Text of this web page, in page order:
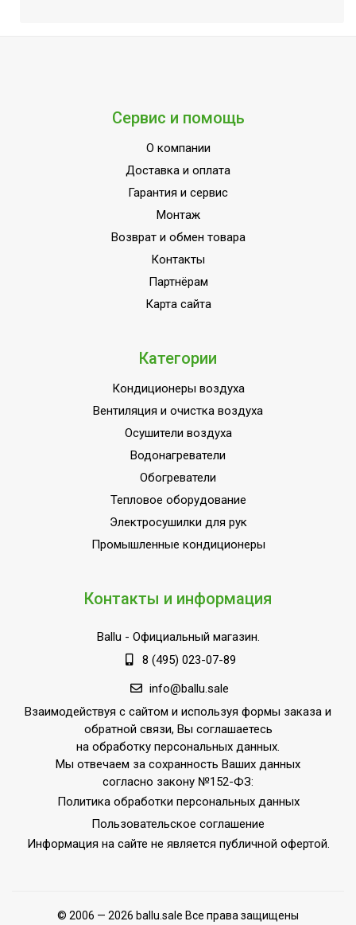
Сервис и помощь
О компании
Доставка и оплата
Гарантия и сервис
Монтаж
Возврат и обмен товара
Контакты
Партнёрам
Карта сайта
Категории
Кондиционеры воздуха
Вентиляция и очистка воздуха
Осушители воздуха
Водонагреватели
Обогреватели
Тепловое оборудование
Электросушилки для рук
Промышленные кондиционеры
Контакты и информация
Ballu - Официальный магазин.
8 (495) 023-07-89
info@ballu.sale
Взаимодействуя с сайтом и используя формы заказа и
обратной связи, Вы соглашаетесь
на обработку персональных данных.
Мы отвечаем за сохранность Ваших данных
согласно закону №152-ФЗ:
Политика обработки персональных данных
Пользовательское соглашение
Информация на сайте не является публичной офертой.
© 2006 — 2026 ballu.sale Все права защищены